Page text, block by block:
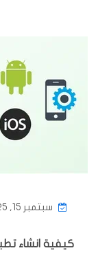
سبتمبر 15, 2025
كيفية انشاء